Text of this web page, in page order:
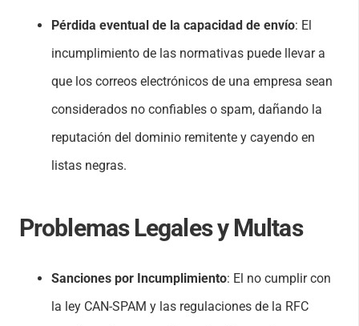
Pérdida eventual de la capacidad de envío: El
incumplimiento de las normativas puede llevar a
que los correos electrónicos de una empresa sean
considerados no confiables o spam, dañando la
reputación del dominio remitente y cayendo en
listas negras.
Problemas Legales y Multas
Sanciones por Incumplimiento: El no cumplir con
la ley CAN-SPAM y las regulaciones de la RFC